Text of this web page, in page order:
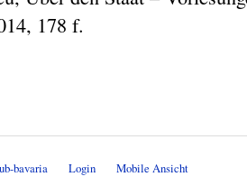
178 f.
bavaria Login Mobile Ansicht